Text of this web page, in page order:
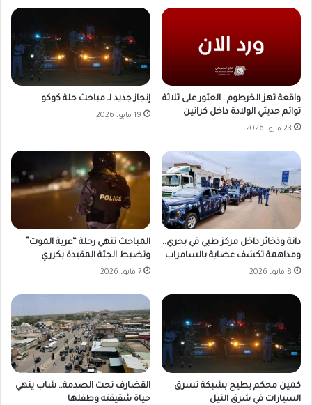
واقعة تهز الخرطوم.. العثور على ثلاثة
توائم حديثي الولادة داخل كراتين
23 مايو، 2026
إنجاز جديد لـ مباحث حلة كوكو
19 مايو، 2026
دانة وذخائر داخل مركز طبي في بحري..
ومداهمة تكشف عصابة بالسامراب
8 مايو، 2026
المباحث تنهي رحلة “عربة الموت”
وتضبط الجثة المقيدة بكرري
7 مايو، 2026
كمين محكم يطيح بشبكة تسرق
السيارات في شرق النيل
القضارف تحت الصدمة.. شاب ينهي
حياة شقيقته وطفلها